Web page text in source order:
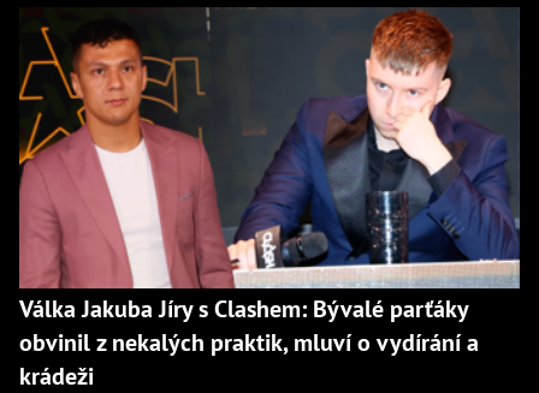
Válka Jakuba Jíry s Clashem: Bývalé parťáky
obvinil z nekalých praktik, mluví o vydírání a
krádeži